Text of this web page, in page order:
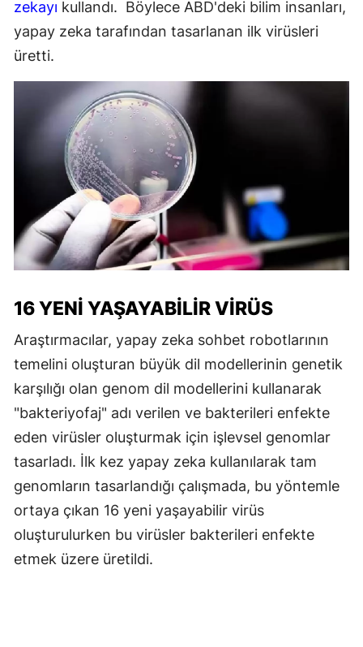
zekayı kullandı. Böylece ABD'deki bilim insanları,
yapay zeka tarafından tasarlanan ilk virüsleri
üretti.
16 YENI YAŞAYABILIR VIRÜS
Araştırmacılar, yapay zeka sohbet robotlarının
temelini oluşturan büyük dil modellerinin genetik
karşılığı olan genom dil modellerini kullanarak
"bakteriyofaj" adı verilen ve bakterileri enfekte
eden virüsler oluşturmak için işlevsel genomlar
tasarladı. İlk kez yapay zeka kullanılarak tam
genomların tasarlandığı çalışmada, bu yöntemle
ortaya çıkan 16 yeni yaşayabilir virüs
oluşturulurken bu virüsler bakterileri enfekte
etmek üzere üretildi.